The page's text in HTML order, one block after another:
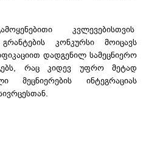
კვლევებისთვის
კონკურსი მოიცავს
დადგენილ სამეცნიერო
რაც კიდევ უფრო მეტად
ინტეგრაციას